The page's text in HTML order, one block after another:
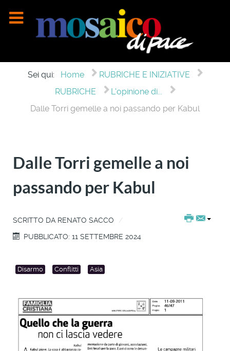
Sei qui: Home
RUBRICHE E INIZIATIVE
RUBRICHE
L'opinione di...
Dalle Torri gemelle a noi passando per Kabul
Dalle Torri gemelle a noi
passando per Kabul
SCRITTO DA RENATO SACCO
PUBBLICATO: 11 SETTEMBRE 2024
Disarmo Conflitti Asia